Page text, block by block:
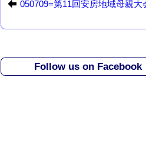
e
b
o
o
d
n
050709=第11回安房地域母親大
Follow us on Facebook